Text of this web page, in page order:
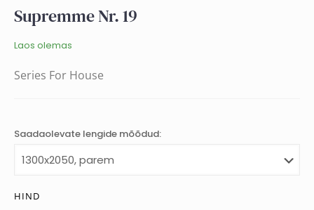
Supremme Nr. 19
Laos olemas
Series For House
Saadaolevate lengide mõõdud:
HIND